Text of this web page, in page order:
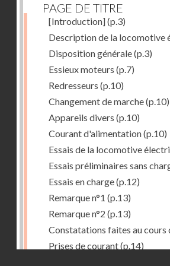
PAGE DE TITRE
[Introduction](p.3)
Description de la locomotive
Disposition générale(p.3)
Essieux moteurs (p.7)
Redresseurs (p.10)
Changement de marche(p.10)
Appareils divers (p.10)
Courant d'alimentation(p.10)
Essais de la locomotive
Essais préliminaires sans
Essais en charge(p.12)
Remarque n°1 (p.13)
Remarque n°2 (p.13)
Constatations faites au cours
Prises de courant(p.14)